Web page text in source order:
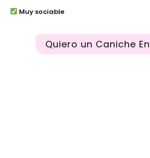
Muy sociable
Quiero un Caniche